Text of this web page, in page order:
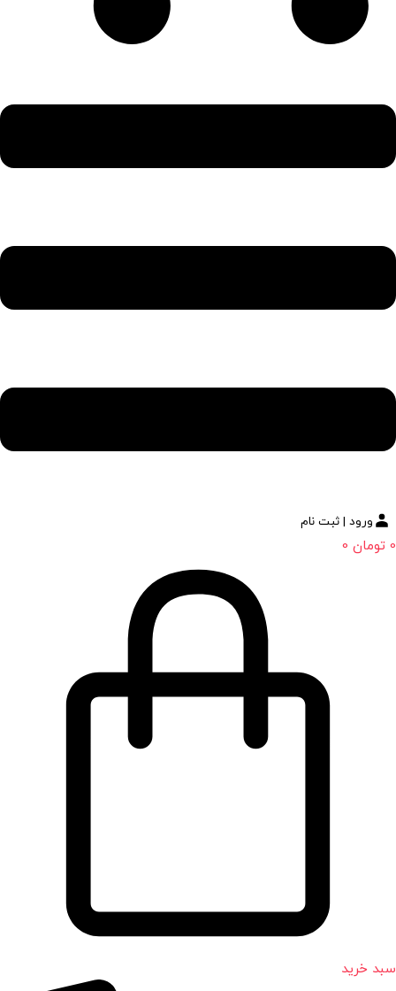
ورود | ثبت نام
0 تومان 0
سبد خرید